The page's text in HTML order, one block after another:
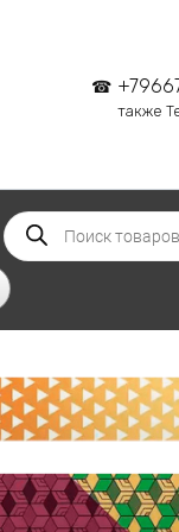
также
Поиск
товаров